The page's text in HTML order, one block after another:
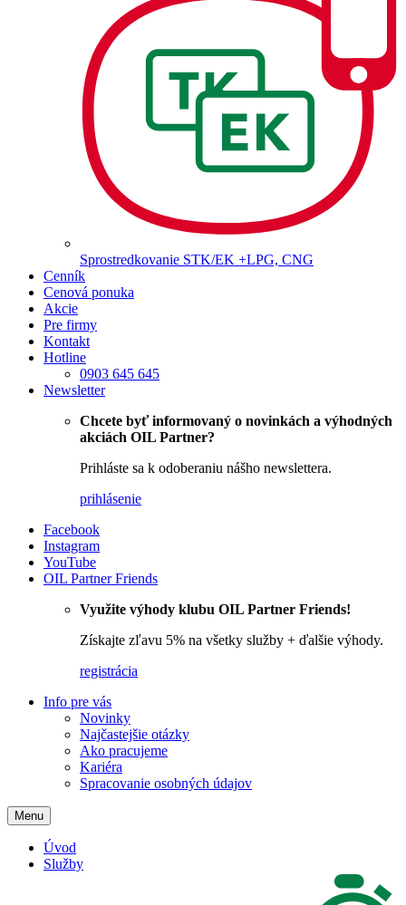
Sprostredkovanie STK/EK +LPG, CNG
Cenník
Cenová ponuka
Akcie
Pre firmy
Kontakt
Hotline
0903 645 645
Newsletter
Chcete byť informovaný o novinkách a výhodných
akciách OIL Partner?
Prihláste sa k odoberaniu nášho newslettera.
prihlásenie
Facebook
Instagram
YouTube
OIL Partner Friends
Využite výhody klubu OIL Partner Friends!
Získajte zľavu 5% na všetky služby + ďalšie výhody.
registrácia
Info pre vás
Novinky
Najčastejšie otázky
Ako pracujeme
Kariéra
Spracovanie osobných údajov
Menu
Úvod
Služby